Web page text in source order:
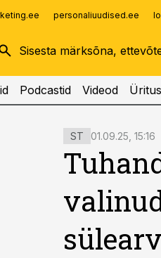
personaliuudised.ee
Podcastid Videod
ST 01.09.25, 15:16